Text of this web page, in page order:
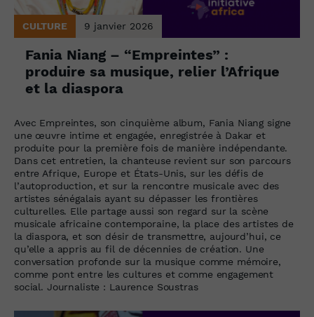
CULTURE 9 janvier 2026
Fania Niang – “Empreintes” :
produire sa musique, relier l’Afrique
et la diaspora
Avec Empreintes, son cinquième album, Fania Niang signe
une œuvre intime et engagée, enregistrée à Dakar et
produite pour la première fois de manière indépendante.
Dans cet entretien, la chanteuse revient sur son parcours
entre Afrique, Europe et États-Unis, sur les défis de
l’autoproduction, et sur la rencontre musicale avec des
artistes sénégalais ayant su dépasser les frontières
culturelles. Elle partage aussi son regard sur la scène
musicale africaine contemporaine, la place des artistes de
la diaspora, et son désir de transmettre, aujourd’hui, ce
qu’elle a appris au fil de décennies de création. Une
conversation profonde sur la musique comme mémoire,
comme pont entre les cultures et comme engagement
social. Journaliste : Laurence Soustras